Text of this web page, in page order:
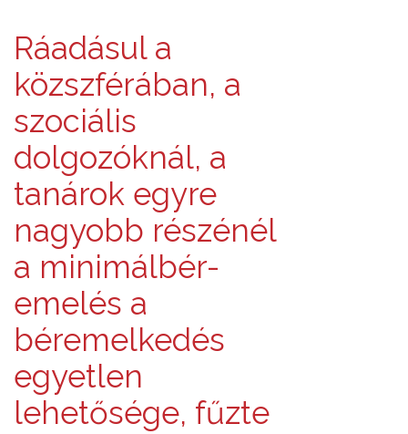
Ráadásul a
közszférában, a
szociális
dolgozóknál, a
tanárok egyre
nagyobb részénél
a minimálbér-
emelés a
béremelkedés
egyetlen
lehetősége, fűzte